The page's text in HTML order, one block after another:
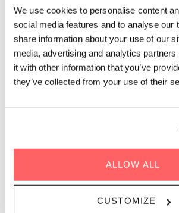
We use cookies to personalise content
social media features and to analyse our
share information about your use of our
media, advertising and analytics
it with other information that you’ve
they’ve collected from your use of their
ALLOW ALL
CUSTOMIZE
ROOFTOP LIVE
WEIRD
Pak een glas rood terwijl je meedeint op
livemuziek op ons dak. Het is de perfecte
WHEN | 30 August, 2024
TIJD | 18:00 - 22:30
WAAR | Zoku Amsterdam